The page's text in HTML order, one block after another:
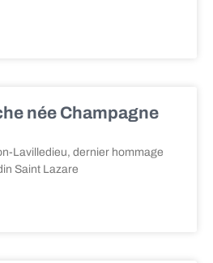
née Champagne
Lavilledieu, dernier hommage
Saint Lazare